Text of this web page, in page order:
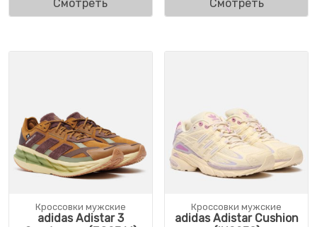
Смотреть
Смотреть
Кроссовки мужские
adidas Adistar 3
Кроссовки мужские
adidas Adistar Cushion